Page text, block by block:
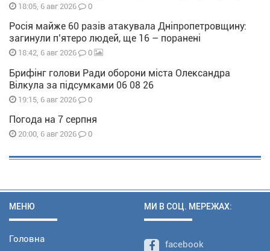
18:05, 6 авг 2026 0
Росія майже 60 разів атакувала Дніпропетровщину:
загинули п’ятеро людей, ще 16 – поранені
18:42, 6 авг 2026 0
Брифінг голови Ради оборони міста Олександра
Вілкула за підсумками 06 08 26
19:15, 6 авг 2026 0
Погода на 7 серпня
20:00, 6 авг 2026 0
МЕНЮ
Головна
МИ В СОЦ. МЕРЕЖАХ:
facebook